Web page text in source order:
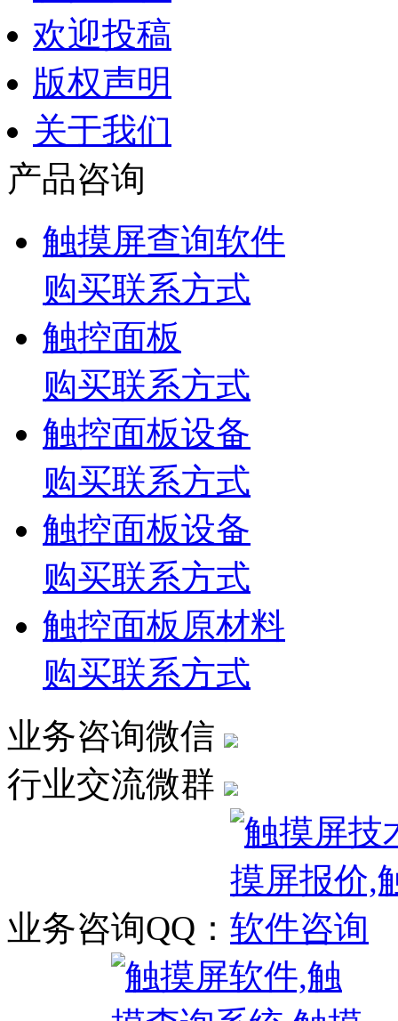
欢迎投稿
版权声明
关于我们
产品咨询
触摸屏查询软件
购买联系方式
触控面板
购买联系方式
触控面板设备
购买联系方式
触控面板设备
购买联系方式
触控面板原材料
购买联系方式
业务咨询微信
行业交流微群
业务咨询QQ：